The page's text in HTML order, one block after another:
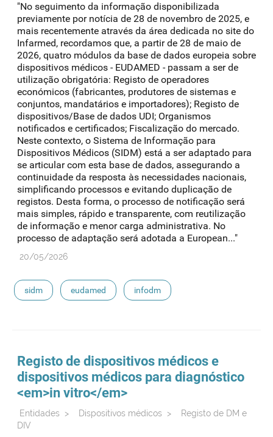
"No seguimento da informação disponibilizada
previamente por notícia de 28 de novembro de 2025, e
mais recentemente através da área dedicada no site do
Infarmed, recordamos que, a partir de 28 de maio de
2026, quatro módulos da base de dados europeia sobre
dispositivos médicos - EUDAMED - passam a ser de
utilização obrigatória: Registo de operadores
económicos (fabricantes, produtores de sistemas e
conjuntos, mandatários e importadores); Registo de
dispositivos/Base de dados UDI; Organismos
notificados e certificados; Fiscalização do mercado.
Neste contexto, o Sistema de Informação para
Dispositivos Médicos (SIDM) está a ser adaptado para
se articular com esta base de dados, assegurando a
continuidade da resposta às necessidades nacionais,
simplificando processos e evitando duplicação de
registos. Desta forma, o processo de notificação será
mais simples, rápido e transparente, com reutilização
de informação e menor carga administrativa. No
processo de adaptação será adotada a European..."
20/05/2026
sidm eudamed infodm
Registo de dispositivos médicos e
dispositivos médicos para diagnóstico
<em>in vitro</em>
Entidades > Dispositivos médicos >
Registo de DM e
DIV